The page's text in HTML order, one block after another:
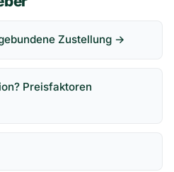
Zustellung →
Preisfaktoren